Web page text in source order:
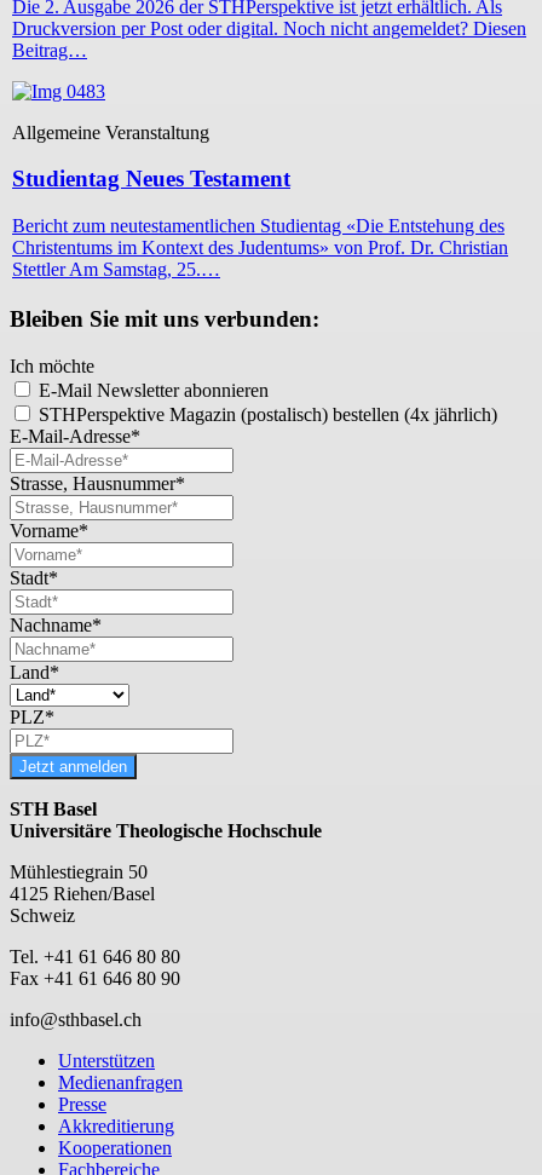
Die 2. Ausgabe 2026 der STHPerspektive ist jetzt erhältlich. Als
Druckversion per Post oder digital. Noch nicht angemeldet? Diesen
Beitrag…
Allgemeine Veranstaltung
Studientag Neues Testament
Bericht zum neutestamentlichen Studientag «Die Entstehung des
Christentums im Kontext des Judentums» von Prof. Dr. Christian
Stettler Am Samstag, 25.…
Bleiben Sie mit uns verbunden:
Ich möchte
E-Mail Newsletter abonnieren
STHPerspektive Magazin (postalisch) bestellen (4x jährlich)
E-Mail-Adresse*
Strasse, Hausnummer*
Vorname*
Stadt*
Nachname*
Land*
PLZ*
Jetzt anmelden
STH Basel
Universitäre Theologische Hochschule
Mühlestiegrain 50
4125 Riehen/Basel
Schweiz
Tel. +41 61 646 80 80
Fax +41 61 646 80 90
info@sthbasel.ch
Unterstützen
Medienanfragen
Presse
Akkreditierung
Kooperationen
Fachbereiche